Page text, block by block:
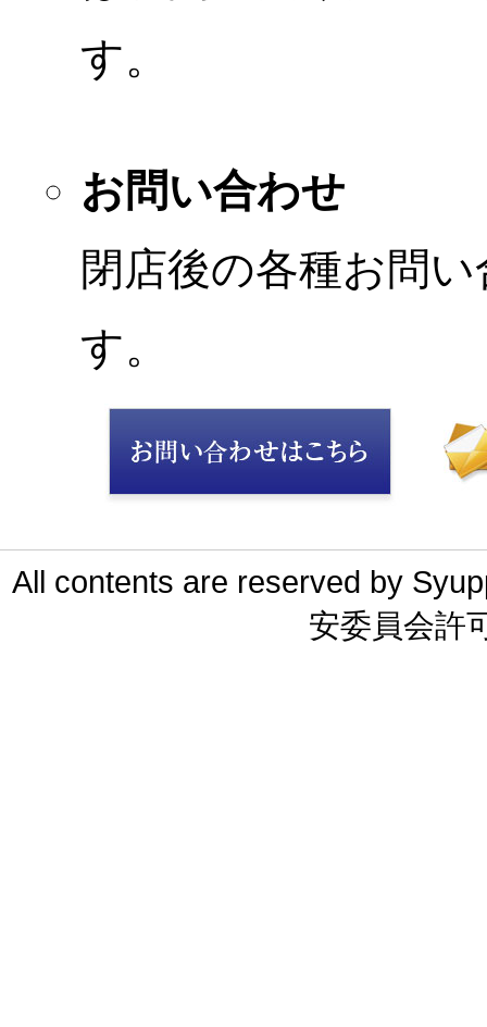
す。
お問い合わせ
閉店後の各種お問
す。
All contents are reserved by
安委員会許